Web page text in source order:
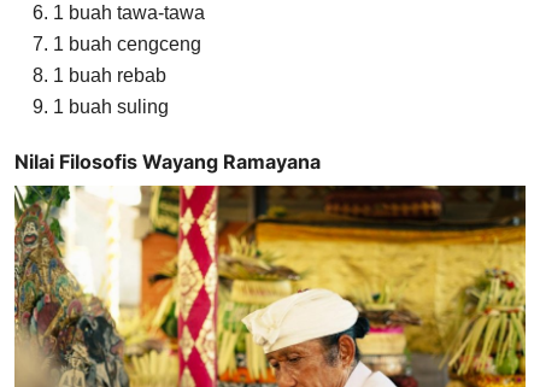
1 buah tawa-tawa
1 buah cengceng
1 buah rebab
1 buah suling
Nilai Filosofis Wayang Ramayana